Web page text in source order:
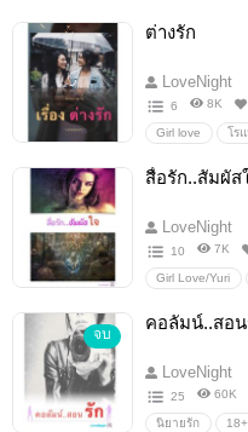
ต่างรัก
LoveNight
6 8K
Girl love โร
สื่อรัก..สัมผัส
LoveNight
10 7K
Girl Love/Yuri
จบ
คอลัมน์..สอน
LoveNight
25 60K
นิยายรัก 18+